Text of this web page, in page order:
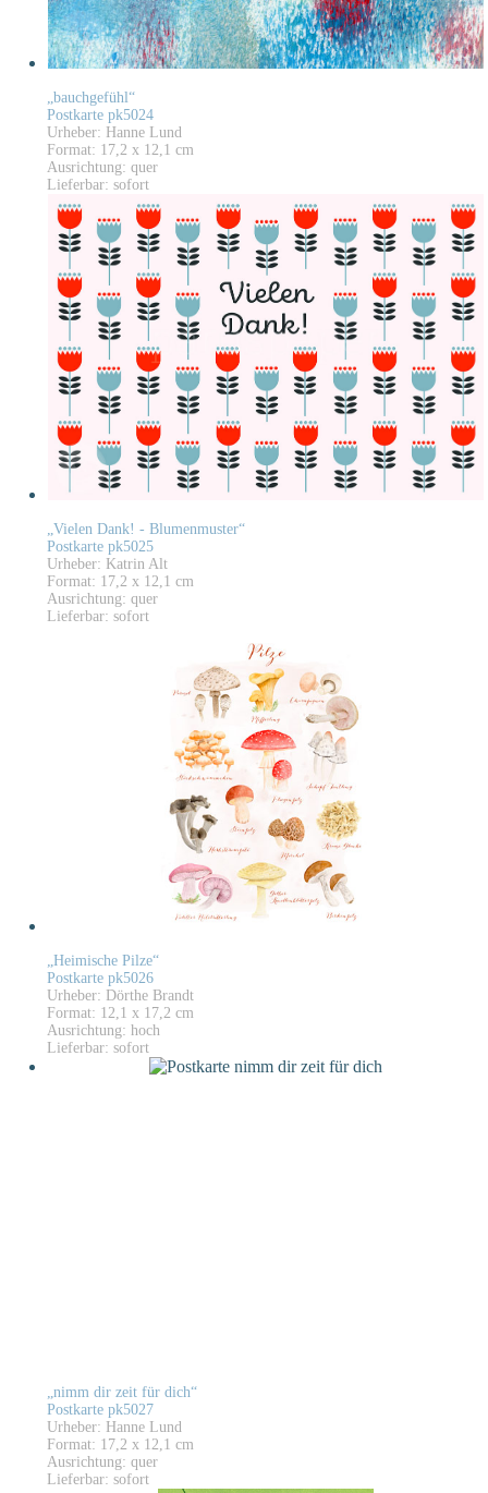
„bauchgefühl“
Postkarte pk5024
Urheber: Hanne Lund
Format: 17,2 x 12,1 cm
Ausrichtung: quer
Lieferbar: sofort
„Vielen Dank! - Blumenmuster“
Postkarte pk5025
Urheber: Katrin Alt
Format: 17,2 x 12,1 cm
Ausrichtung: quer
Lieferbar: sofort
„Heimische Pilze“
Postkarte pk5026
Urheber: Dörthe Brandt
Format: 12,1 x 17,2 cm
Ausrichtung: hoch
Lieferbar: sofort
„nimm dir zeit für dich“
Postkarte pk5027
Urheber: Hanne Lund
Format: 17,2 x 12,1 cm
Ausrichtung: quer
Lieferbar: sofort